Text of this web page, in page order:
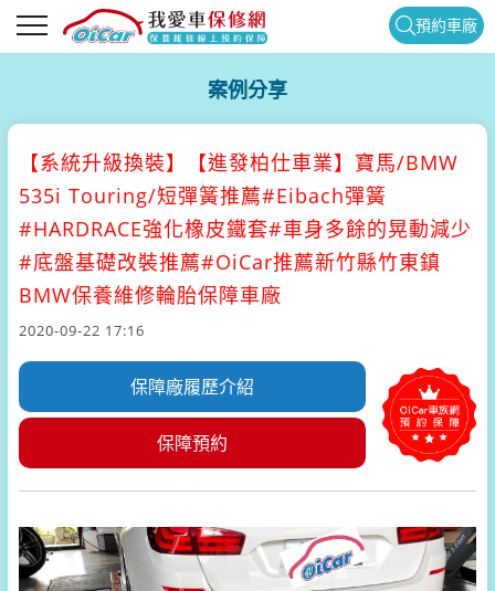
預約車廠
案例分享
【系統升級換裝】
【進發柏仕車業】寶馬/BMW
535i Touring/短彈簧推薦#Eibach彈簧
#HARDRACE強化橡皮鐵套#車身多餘的晃動減少
#底盤基礎改裝推薦#OiCar推薦新竹縣竹東鎮
BMW保養維修輪胎保障車廠
2020-09-22 17:16
保障廠履歷介紹
保障預約